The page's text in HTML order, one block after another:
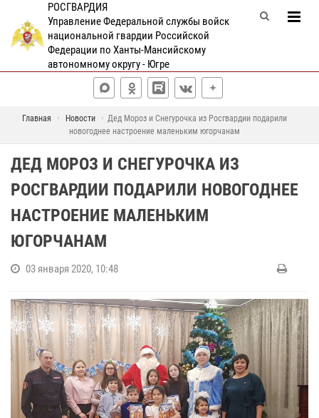
РОСГВАРДИЯ
Управление Федеральной службы войск
национальной гвардии Российской
Федерации по Ханты-Мансийскому
автономному округу - Югре
Главная Новости
Дед Мороз и Снегурочка из Росгвардии подарили
новогоднее настроение маленьким югорчанам
ДЕД МОРОЗ И СНЕГУРОЧКА ИЗ
РОСГВАРДИИ ПОДАРИЛИ НОВОГОДНЕЕ
НАСТРОЕНИЕ МАЛЕНЬКИМ
ЮГОРЧАНАМ
03 января 2020, 10:48